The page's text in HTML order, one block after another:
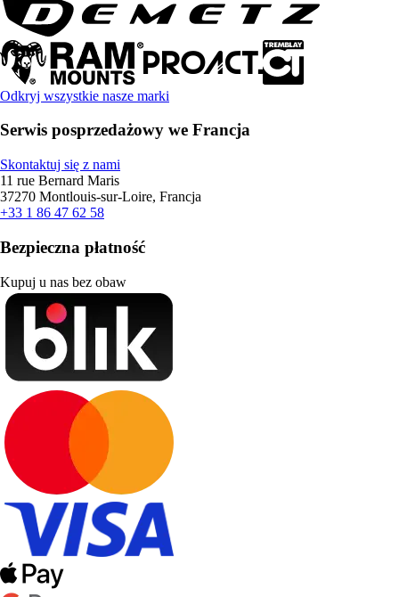
Odkryj wszystkie nasze marki
Serwis posprzedażowy we Francja
Skontaktuj się z nami
11 rue Bernard Maris
37270 Montlouis-sur-Loire, Francja
+33 1 86 47 62 58
Bezpieczna płatność
Kupuj u nas bez obaw